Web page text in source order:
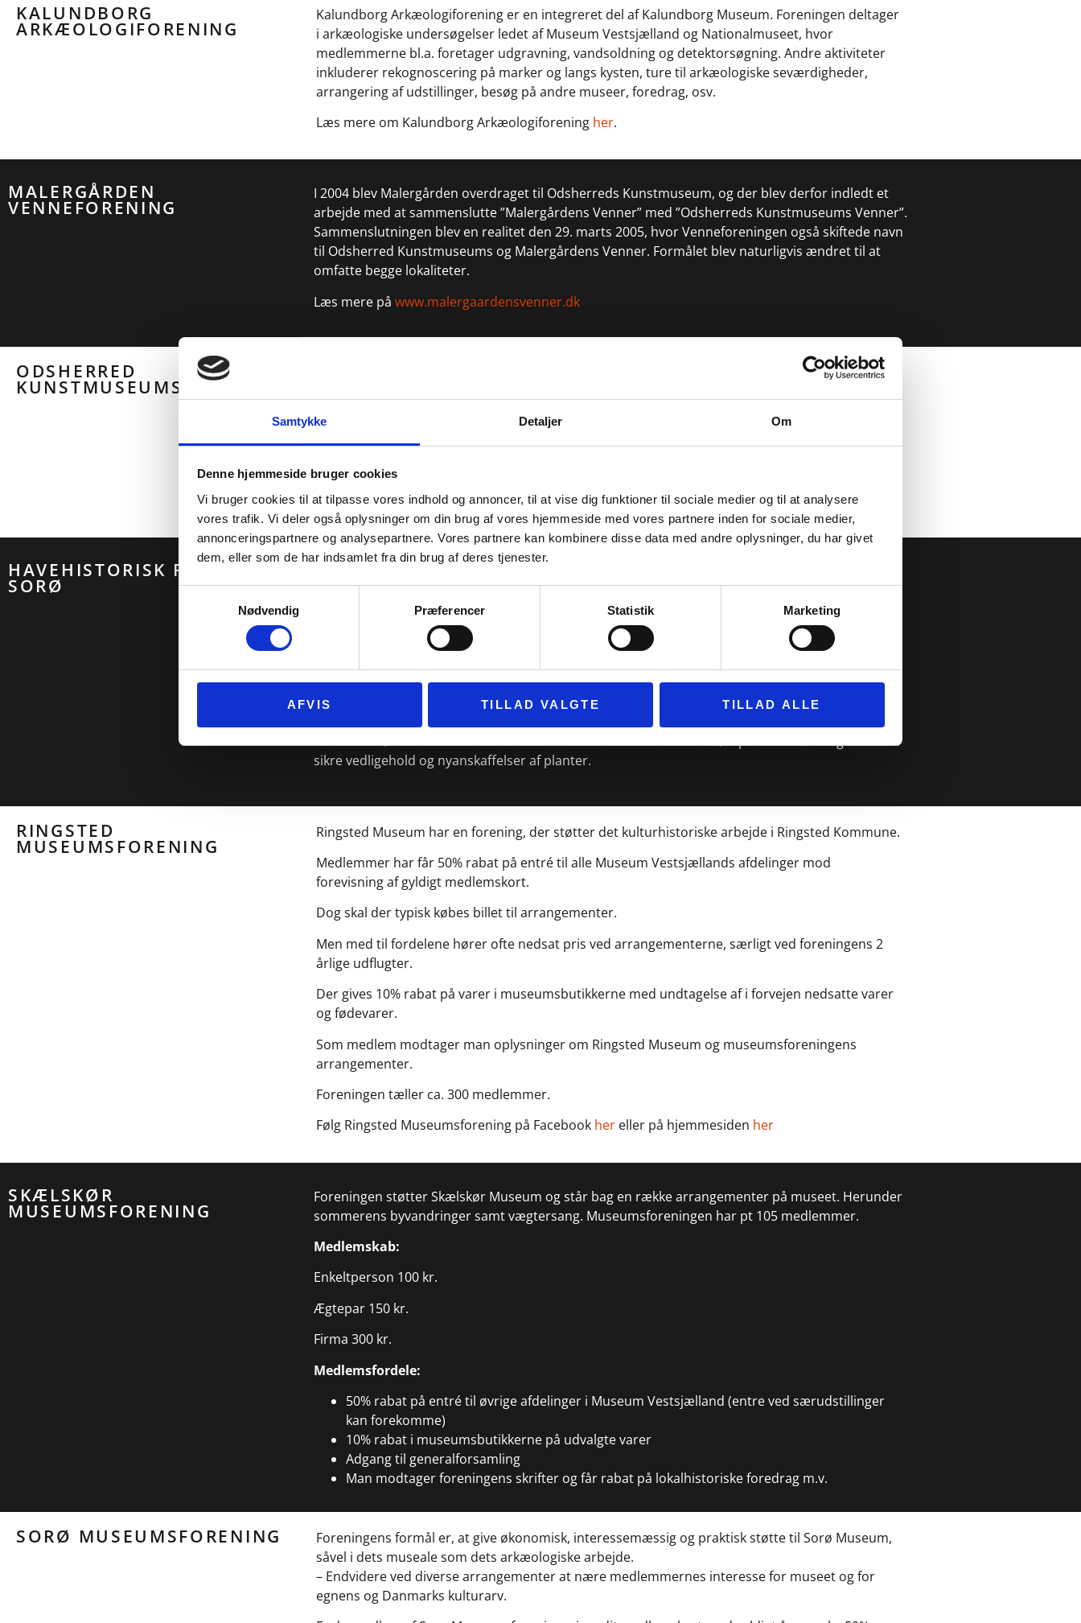
Samtykke Detaljer Om
Denne hjemmeside bruger cookies
Vi bruger cookies til at tilpasse vores indhold og annoncer, til at vise dig funktioner til sociale medier og til at analysere
vores trafik. Vi deler også oplysninger om din brug af vores hjemmeside med vores partnere inden for sociale medier,
annonceringspartnere og analysepartnere. Vores partnere kan kombinere disse data med andre oplysninger, du har givet
dem, eller som de har indsamlet fra din brug af deres tjenester.
Nødvendig
Præferencer Statistik Marketing
AFVIS TILLAD VALGTE TILLAD ALLE
KALUNDBORG
ARKÆOLOGIFORENING
Kalundborg Arkæologiforening er en integreret del af Kalundborg Museum. Foreningen deltager
i arkæologiske undersøgelser ledet af Museum Vestsjælland og Nationalmuseet, hvor
medlemmerne bl.a. foretager udgravning, vandsoldning og detektorsøgning. Andre aktiviteter
inkluderer rekognoscering på marker og langs kysten, ture til arkæologiske seværdigheder,
arrangering af udstillinger, besøg på andre museer, foredrag, osv.
Læs mere om Kalundborg Arkæologiforening her.
MALERGÅRDEN
VENNEFORENING
I 2004 blev Malergården overdraget til Odsherreds Kunstmuseum, og der blev derfor indledt et
arbejde med at sammenslutte ”Malergårdens Venner” med ”Odsherreds Kunstmuseums Venner”.
Sammenslutningen blev en realitet den 29. marts 2005, hvor Venneforeningen også skiftede navn
til Odsherred Kunstmuseums og Malergårdens Venner. Formålet blev naturligvis ændret til at
omfatte begge lokaliteter.
Læs mere på www.malergaardensvenner.dk
ODSHERRED
KUNSTMUSEUMS VENNER
I 2004 blev Malergården overdraget til Odsherreds Kunstmuseum, og der blev derfor indledt et
Sammenslutningen blev en realitet den 29. marts 2005, hvor Venneforeningen også skiftede
navn til Odsherred Kunstmuseums og Malergårdens Venner. Formålet blev naturligvis ændret
til at omfatte begge lokaliteter.
Læs mere på venneforeningens hjemmesidewww.malergaardensvenner.dk
HAVEHISTORISK FORENING I
SORØ
Vi siger, at hvis du har en særlig interesse, og der ikke findes en forening til dette, så opretter du
Haven bag Sorø Museum har sin egen frivillige forening, som Sorø Museum har en
samarbejdsaftale med.
Museet ser det som sin opgave at skaffe rum og rammer til foreningen gennem at lade
foreningen råde i den del af haven, der er indrettet med planter fra Joachim Bursers
verdensberømte herbarium. Der bliver hvert år afsat et mindre beløb på museets budget til at
sikre vedligehold og nyanskaffelser af planter.
RINGSTED
MUSEUMSFORENING
Ringsted Museum har en forening, der støtter det kulturhistoriske arbejde i Ringsted Kommune.
Medlemmer har får 50% rabat på entré til alle Museum Vestsjællands afdelinger mod
forevisning af gyldigt medlemskort.
Dog skal der typisk købes billet til arrangementer.
Men med til fordelene hører ofte nedsat pris ved arrangementerne, særligt ved foreningens 2
årlige udflugter.
Der gives 10% rabat på varer i museumsbutikkerne med undtagelse af i forvejen nedsatte varer
og fødevarer.
Som medlem modtager man oplysninger om Ringsted Museum og museumsforeningens
arrangementer.
Foreningen tæller ca. 300 medlemmer.
Følg Ringsted Museumsforening på Facebook her eller på hjemmesiden her
SKÆLSKØR
MUSEUMSFORENING
Foreningen støtter Skælskør Museum og står bag en række arrangementer på museet. Herunder
sommerens byvandringer samt vægtersang. Museumsforeningen har pt 105 medlemmer.
Medlemskab:
Enkeltperson 100 kr.
Ægtepar 150 kr.
Firma 300 kr.
Medlemsfordele:
50% rabat på entré til øvrige afdelinger i Museum Vestsjælland (entre ved særudstillinger
kan forekomme)
10% rabat i museumsbutikkerne på udvalgte varer
Adgang til generalforsamling
Man modtager foreningens skrifter og får rabat på lokalhistoriske foredrag m.v.
SORØ MUSEUMSFORENING
Foreningens formål er, at give økonomisk, interessemæssig og praktisk støtte til Sorø Museum,
såvel i dets museale som dets arkæologiske arbejde.
– Endvidere ved diverse arrangementer at nære medlemmernes interesse for museet og for
egnens og Danmarks kulturarv.